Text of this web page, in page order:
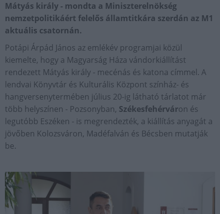
Mátyás király - mondta a Miniszterelnökség
nemzetpolitikáért felelős államtitkára szerdán az M1
aktuális csatornán.
Potápi Árpád János az emlékév programjai közül
kiemelte, hogy a Magyarság Háza vándorkiállítást
rendezett Mátyás király - mecénás és katona címmel. A
lendvai Könyvtár és Kulturális Központ színház- és
hangversenytermében július 20-ig látható tárlatot már
több helyszínen - Pozsonyban, Székesfehérváron és
legutóbb Eszéken - is megrendezték, a kiállítás anyagát a
jövőben Kolozsváron, Madéfalván és Bécsben mutatják
be.